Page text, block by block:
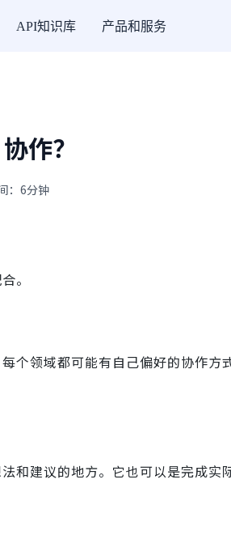
API知识库 产品和服务
作？
：6分钟
。
个领域都可能有自己偏好的协作方
和建议的地方。它也可以是完成实